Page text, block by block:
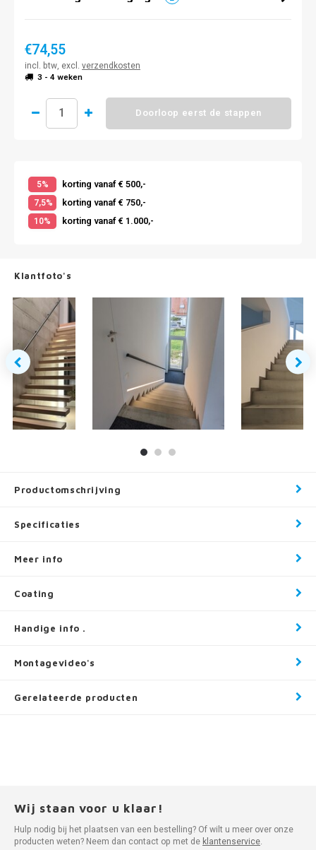
€74,55
incl. btw, excl. verzendkosten
3 - 4 weken
Doorloop eerst de stappen
5% korting vanaf € 500,-
7,5% korting vanaf € 750,-
10% korting vanaf € 1.000,-
Klantfoto's
Productomschrijving
Specificaties
Meer info
Coating
Handige info .
Montagevideo's
Gerelateerde producten
Wij staan voor u klaar!
Hulp nodig bij het plaatsen van een bestelling? Of wilt u meer over onze
producten weten? Neem dan contact op met de klantenservice.